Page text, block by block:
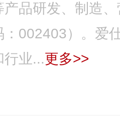
产品研发、制造
：002403）。爱
行业...更多>>